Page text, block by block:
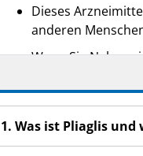
Dieses
anderen
Wenn Sie
1. Was ist Pliaglis